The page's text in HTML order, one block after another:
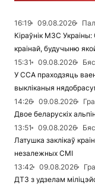
16:19 09.08.2026
Кіраўнік МЗС
краінай, будучыню
15:31
09.08.2026
У ССА праходзяць
выкліканыя
14:26
09.08.2026
Двое беларускіх
13:51
09.08.2026
Латушка заклікаў
незалежных СМІ
13:42
09.08.2026
ДТЗ з удзелам